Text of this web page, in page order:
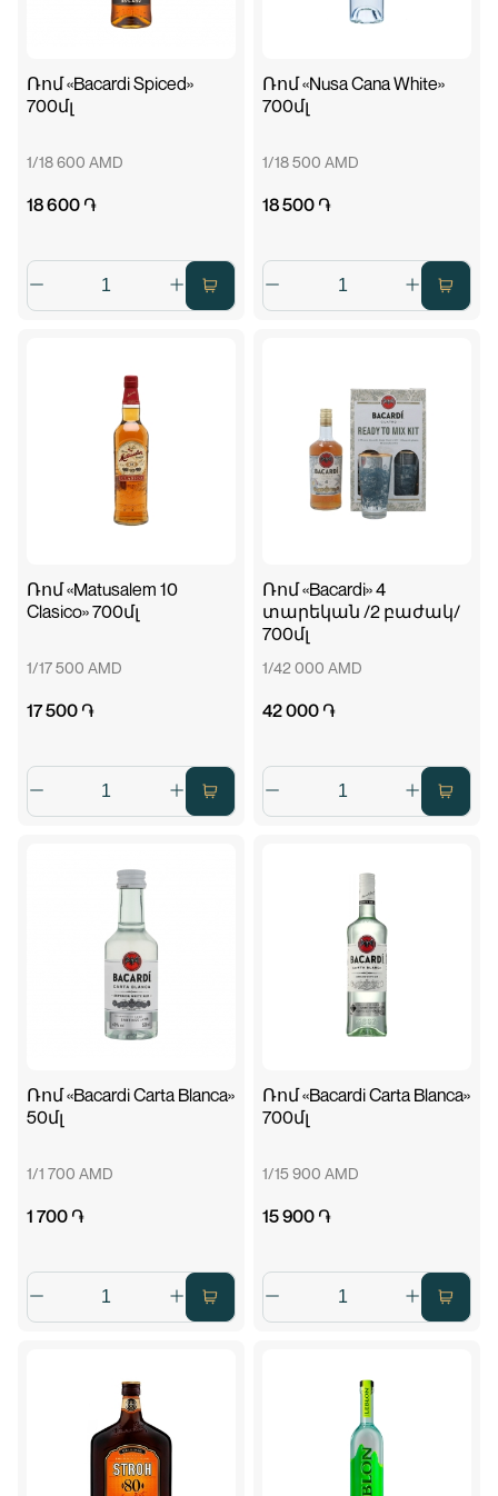
Ռոմ «Bacardi Spiced»
700մլ
1/18 600 AMD
18 600 ֏
Ռոմ «Nusa Cana White»
700մլ
1/18 500 AMD
18 500 ֏
Ռոմ «Matusalem 10
Clasico» 700մլ
1/17 500 AMD
17 500 ֏
Ռոմ «Bacardi» 4
տարեկան /2 բաժակ/
700մլ
1/42 000 AMD
42 000 ֏
Ռոմ «Bacardi Carta Blanca»
50մլ
1/1 700 AMD
1 700 ֏
Ռոմ «Bacardi Carta Blanca»
700մլ
1/15 900 AMD
15 900 ֏